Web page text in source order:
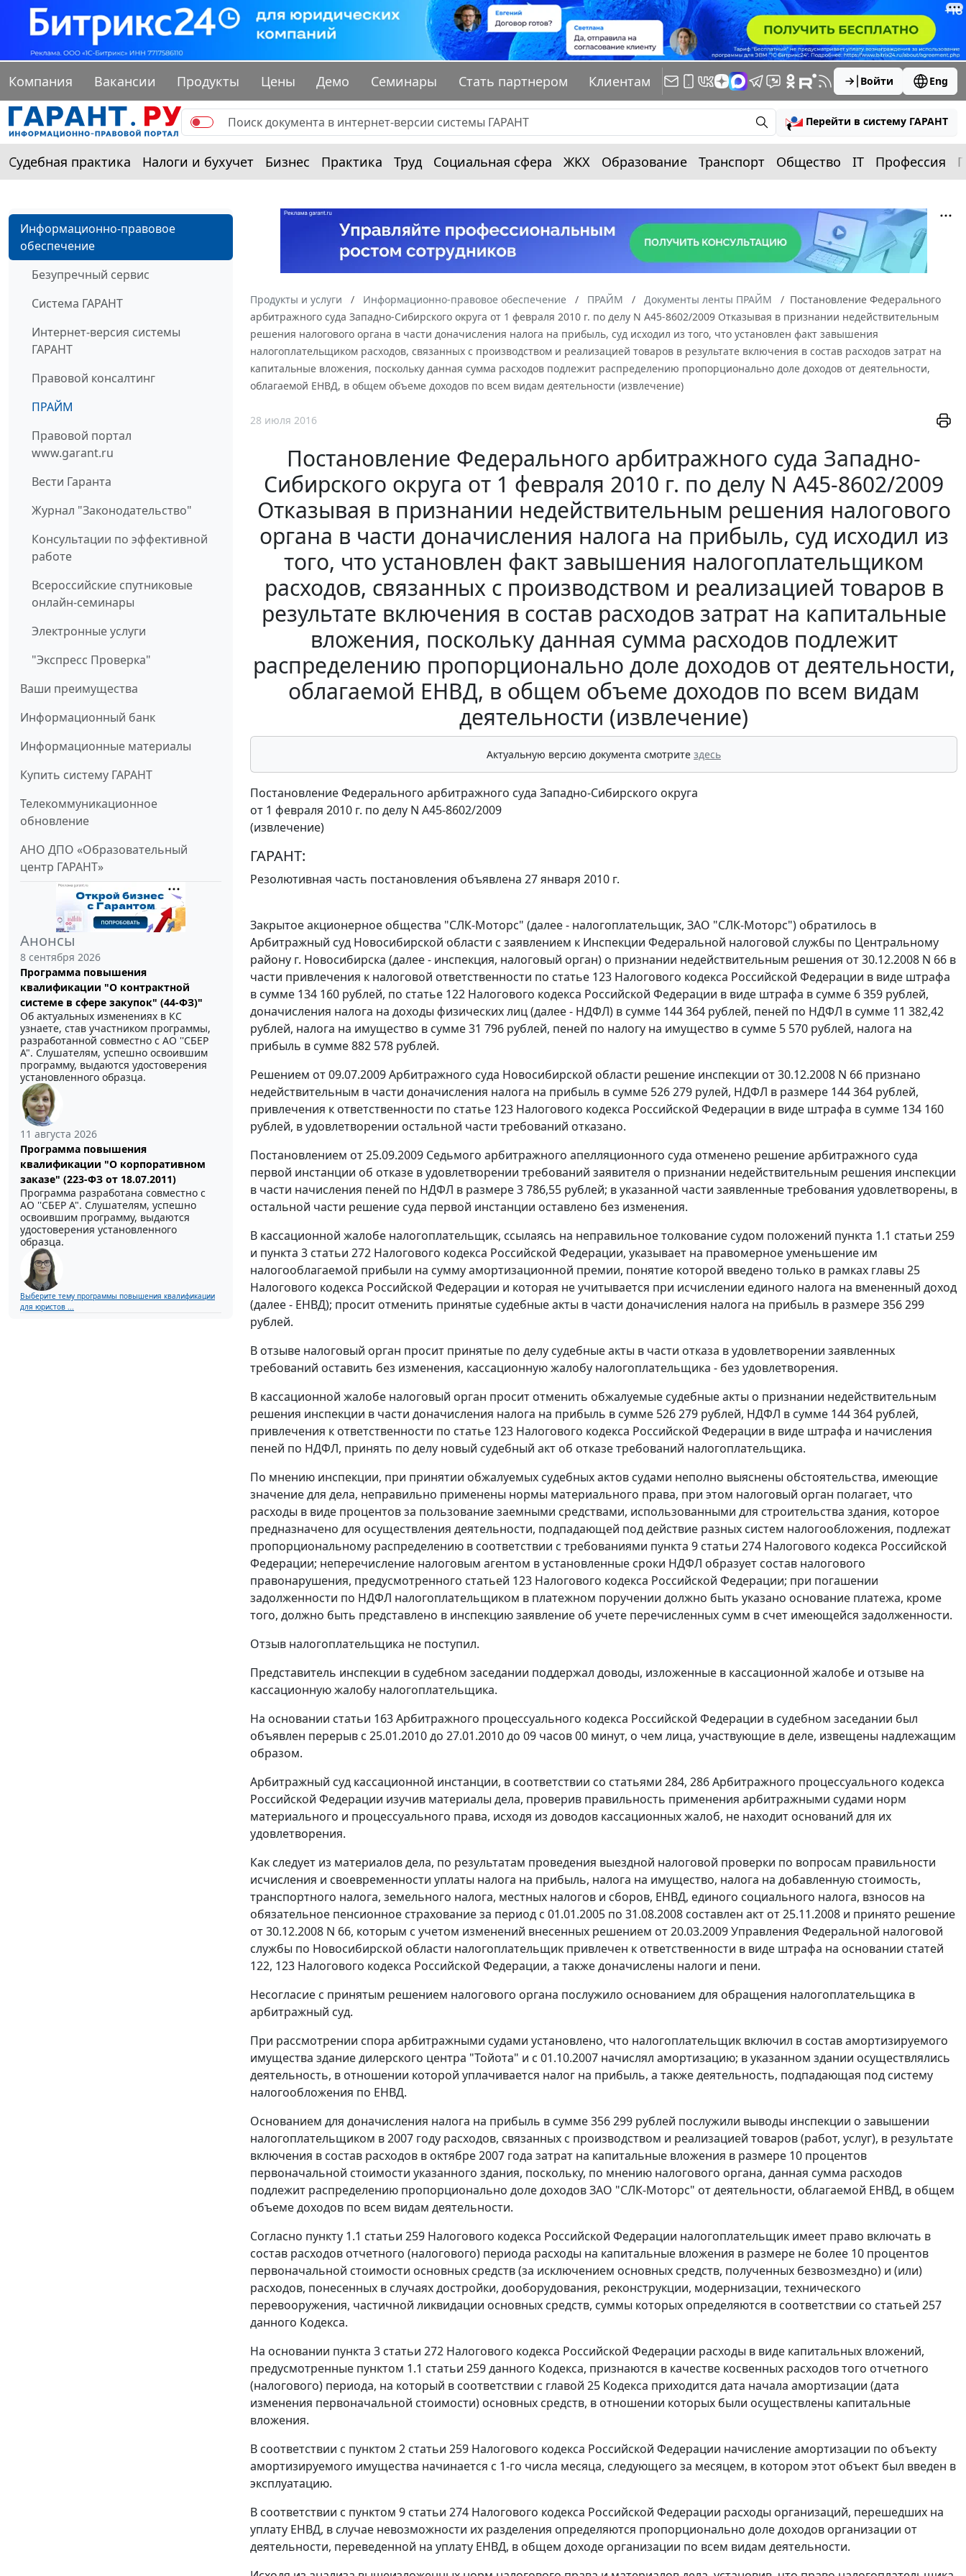
Компания Вакансии Продукты Цены Демо Семинары Стать партнером Клиентам Войти Eng
Перейти в систему ГАРАНТ
Судебная практика Налоги и бухучет Бизнес Практика Труд Социальная сфера ЖКХ Образование Транспорт Общество IT Профессия
Информационно-правовое
обеспечение
Безупречный сервис
Система ГАРАНТ
Интернет-версия системы
ГАРАНТ
Правовой консалтинг
ПРАЙМ
Правовой портал
www.garant.ru
Вести Гаранта
Журнал "Законодательство"
Консультации по эффективной
работе
Всероссийские спутниковые
онлайн-семинары
Электронные услуги
"Экспресс Проверка"
Ваши преимущества
Информационный банк
Информационные материалы
Купить систему ГАРАНТ
Телекоммуникационное
обновление
АНО ДПО «Образовательный
центр ГАРАНТ»
Анонсы
8 сентября 2026
Программа повышения
квалификации "О контрактной
системе в сфере закупок" (44-ФЗ)"
Об актуальных изменениях в КС
узнаете, став участником программы,
разработанной совместно с АО ''СБЕР
А". Слушателям, успешно освоившим
программу, выдаются удостоверения
установленного образца.
11 августа 2026
Программа повышения
квалификации "О корпоративном
заказе" (223-ФЗ от 18.07.2011)
Программа разработана совместно с
АО ''СБЕР А". Слушателям, успешно
освоившим программу, выдаются
удостоверения установленного
образца.
Выберите тему программы повышения квалификации
для юристов ...
Продукты и услуги Информационно-правовое обеспечение ПРАЙМ Документы ленты ПРАЙМ
Постановление Федерального
арбитражного суда Западно-Сибирского округа от 1 февраля 2010 г. по делу N А45-8602/2009 Отказывая в признании недействительным
решения налогового органа в части доначисления налога на прибыль, суд исходил из того, что установлен факт завышения
налогоплательщиком расходов, связанных с производством и реализацией товаров в результате включения в состав расходов затрат на
капитальные вложения, поскольку данная сумма расходов подлежит распределению пропорционально доле доходов от деятельности,
облагаемой ЕНВД, в общем объеме доходов по всем видам деятельности (извлечение)
28 июля 2016
Постановление Федерального арбитражного суда Западно-
Сибирского округа от 1 февраля 2010 г. по делу N А45-8602/2009
Отказывая в признании недействительным решения налогового
органа в части доначисления налога на прибыль, суд исходил из
того, что установлен факт завышения налогоплательщиком
расходов, связанных с производством и реализацией товаров в
результате включения в состав расходов затрат на капитальные
вложения, поскольку данная сумма расходов подлежит
распределению пропорционально доле доходов от деятельности,
облагаемой ЕНВД, в общем объеме доходов по всем видам
деятельности (извлечение)
Актуальную версию документа смотрите здесь
Постановление Федерального арбитражного суда Западно-Сибирского округа
от 1 февраля 2010 г. по делу N А45-8602/2009
(извлечение)
ГАРАНТ:
Резолютивная часть постановления объявлена 27 января 2010 г.
Закрытое акционерное общества "СЛК-Моторс" (далее - налогоплательщик, ЗАО "СЛК-Моторс") обратилось в
Арбитражный суд Новосибирской области с заявлением к Инспекции Федеральной налоговой службы по Центральному
району г. Новосибирска (далее - инспекция, налоговый орган) о признании недействительным решения от 30.12.2008 N 66 в
части привлечения к налоговой ответственности по статье 123 Налогового кодекса Российской Федерации в виде штрафа
в сумме 134 160 рублей, по статье 122 Налогового кодекса Российской Федерации в виде штрафа в сумме 6 359 рублей,
доначисления налога на доходы физических лиц (далее - НДФЛ) в сумме 144 364 рублей, пеней по НДФЛ в сумме 11 382,42
рублей, налога на имущество в сумме 31 796 рублей, пеней по налогу на имущество в сумме 5 570 рублей, налога на
прибыль в сумме 882 578 рублей.
Решением от 09.07.2009 Арбитражного суда Новосибирской области решение инспекции от 30.12.2008 N 66 признано
недействительным в части доначисления налога на прибыль в сумме 526 279 рулей, НДФЛ в размере 144 364 рублей,
привлечения к ответственности по статье 123 Налогового кодекса Российской Федерации в виде штрафа в сумме 134 160
рублей, в удовлетворении остальной части требований отказано.
Постановлением от 25.09.2009 Седьмого арбитражного апелляционного суда отменено решение арбитражного суда
первой инстанции об отказе в удовлетворении требований заявителя о признании недействительным решения инспекции
в части начисления пеней по НДФЛ в размере 3 786,55 рублей; в указанной части заявленные требования удовлетворены, в
остальной части решение суда первой инстанции оставлено без изменения.
В кассационной жалобе налогоплательщик, ссылаясь на неправильное толкование судом положений пункта 1.1 статьи 259
и пункта 3 статьи 272 Налогового кодекса Российской Федерации, указывает на правомерное уменьшение им
налогооблагаемой прибыли на сумму амортизационной премии, понятие которой введено только в рамках главы 25
Налогового кодекса Российской Федерации и которая не учитывается при исчислении единого налога на вмененный доход
(далее - ЕНВД); просит отменить принятые судебные акты в части доначисления налога на прибыль в размере 356 299
рублей.
В отзыве налоговый орган просит принятые по делу судебные акты в части отказа в удовлетворении заявленных
требований оставить без изменения, кассационную жалобу налогоплательщика - без удовлетворения.
В кассационной жалобе налоговый орган просит отменить обжалуемые судебные акты о признании недействительным
решения инспекции в части доначисления налога на прибыль в сумме 526 279 рублей, НДФЛ в сумме 144 364 рублей,
привлечения к ответственности по статье 123 Налогового кодекса Российской Федерации в виде штрафа и начисления
пеней по НДФЛ, принять по делу новый судебный акт об отказе требований налогоплательщика.
По мнению инспекции, при принятии обжалуемых судебных актов судами неполно выяснены обстоятельства, имеющие
значение для дела, неправильно применены нормы материального права, при этом налоговый орган полагает, что
расходы в виде процентов за пользование заемными средствами, использованными для строительства здания, которое
предназначено для осуществления деятельности, подпадающей под действие разных систем налогообложения, подлежат
пропорциональному распределению в соответствии с требованиями пункта 9 статьи 274 Налогового кодекса Российской
Федерации; неперечисление налоговым агентом в установленные сроки НДФЛ образует состав налогового
правонарушения, предусмотренного статьей 123 Налогового кодекса Российской Федерации; при погашении
задолженности по НДФЛ налогоплательщиком в платежном поручении должно быть указано основание платежа, кроме
того, должно быть представлено в инспекцию заявление об учете перечисленных сумм в счет имеющейся задолженности.
Отзыв налогоплательщика не поступил.
Представитель инспекции в судебном заседании поддержал доводы, изложенные в кассационной жалобе и отзыве на
кассационную жалобу налогоплательщика.
На основании статьи 163Арбитражного процессуального кодекса Российской Федерации в судебном заседании был
объявлен перерыв с 25.01.2010 до 27.01.2010 до 09 часов 00 минут, о чем лица, участвующие в деле, извещены надлежащим
образом.
Арбитражный суд кассационной инстанции, в соответствии со статьями 284, 286Арбитражного процессуального кодекса
Российской Федерации изучив материалы дела, проверив правильность применения арбитражными судами норм
материального и процессуального права, исходя из доводов кассационных жалоб, не находит оснований для их
удовлетворения.
Как следует из материалов дела, по результатам проведения выездной налоговой проверки по вопросам правильности
исчисления и своевременности уплаты налога на прибыль, налога на имущество, налога на добавленную стоимость,
транспортного налога, земельного налога, местных налогов и сборов, ЕНВД, единого социального налога, взносов на
обязательное пенсионное страхование за период с 01.01.2005 по 31.08.2008 составлен акт от 25.11.2008 и принято решение
от 30.12.2008 N 66, которым с учетом изменений внесенных решением от 20.03.2009 Управления Федеральной налоговой
службы по Новосибирской области налогоплательщик привлечен к ответственности в виде штрафа на основании статей
122, 123 Налогового кодекса Российской Федерации, а также доначислены налоги и пени.
Несогласие с принятым решением налогового органа послужило основанием для обращения налогоплательщика в
арбитражный суд.
При рассмотрении спора арбитражными судами установлено, что налогоплательщик включил в состав амортизируемого
имущества здание дилерского центра "Тойота" и с 01.10.2007 начислял амортизацию; в указанном здании осуществлялись
деятельность, в отношении которой уплачивается налог на прибыль, а также деятельность, подпадающая под систему
налогообложения по ЕНВД.
Основанием для доначисления налога на прибыль в сумме 356 299 рублей послужили выводы инспекции о завышении
налогоплательщиком в 2007 году расходов, связанных с производством и реализацией товаров (работ, услуг), в результате
включения в состав расходов в октябре 2007 года затрат на капитальные вложения в размере 10 процентов
первоначальной стоимости указанного здания, поскольку, по мнению налогового органа, данная сумма расходов
подлежит распределению пропорционально доле доходов ЗАО "СЛК-Моторс" от деятельности, облагаемой ЕНВД, в общем
объеме доходов по всем видам деятельности.
Согласно пункту 1.1 статьи 259 Налогового кодекса Российской Федерации налогоплательщик имеет право включать в
состав расходов отчетного (налогового) периода расходы на капитальные вложения в размере не более 10 процентов
первоначальной стоимости основных средств (за исключением основных средств, полученных безвозмездно) и (или)
расходов, понесенных в случаях достройки, дооборудования, реконструкции, модернизации, технического
перевооружения, частичной ликвидации основных средств, суммы которых определяются в соответствии со статьей 257
данного Кодекса.
На основании пункта 3 статьи 272 Налогового кодекса Российской Федерации расходы в виде капитальных вложений,
предусмотренные пунктом 1.1 статьи 259данного Кодекса, признаются в качестве косвенных расходов того отчетного
(налогового) периода, на который в соответствии с главой 25 Кодекса приходится дата начала амортизации (дата
изменения первоначальной стоимости) основных средств, в отношении которых были осуществлены капитальные
вложения.
В соответствии с пунктом 2 статьи 259 Налогового кодекса Российской Федерации начисление амортизации по объекту
амортизируемого имущества начинается с 1-го числа месяца, следующего за месяцем, в котором этот объект был введен в
эксплуатацию.
В соответствии с пунктом 9 статьи 274 Налогового кодекса Российской Федерации расходы организаций, перешедших на
уплату ЕНВД, в случае невозможности их разделения определяются пропорционально доле доходов организации от
деятельности, переведенной на уплату ЕНВД, в общем доходе организации по всем видам деятельности.